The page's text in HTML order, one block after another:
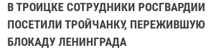
В ТРОИЦКЕ СОТРУДНИКИ РОСГВАРДИИ
ПОСЕТИЛИ ТРОЙЧАНКУ, ПЕРЕЖИВШУЮ
БЛОКАДУ ЛЕНИНГРАДА